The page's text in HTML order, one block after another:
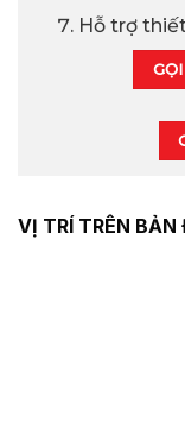
Hỗ trợ
VỊ TRÍ TRÊN BẢN